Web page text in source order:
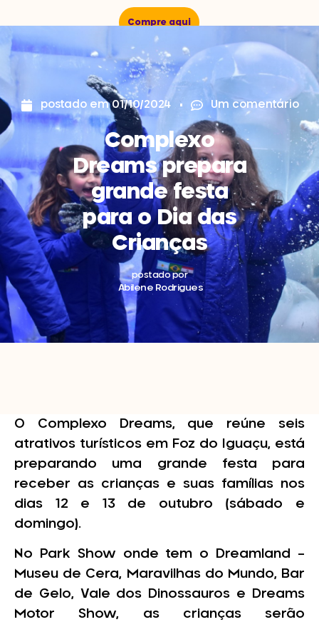
Compre aqui
postado em 01/10/2024 Um comentário
Complexo
Dreams prepara
grande festa
para o Dia das
Crianças
postado por
Abilene Rodrigues
O Complexo Dreams, que reúne seis
atrativos turísticos em Foz do Iguaçu, está
preparando uma grande festa para
receber as crianças e suas famílias nos
dias 12 e 13 de outubro (sábado e
domingo).
No Park Show onde tem o Dreamland –
Museu de Cera, Maravilhas do Mundo, Bar
de Gelo, Vale dos Dinossauros e Dreams
Motor Show, as crianças serão